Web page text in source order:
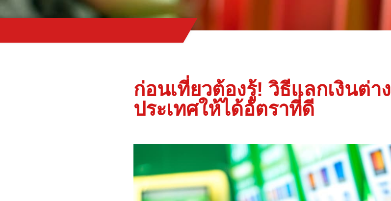
ก่อนเที่ยวต้องรู้! วิธีแลกเงินต่าง
ประเทศให้ได้อัตราที่ดี